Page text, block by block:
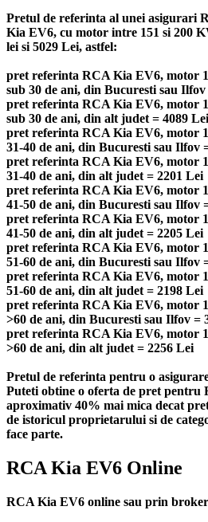
Pretul de referinta al unei asigurari
Kia EV6, cu motor intre 151 si 200
lei si 5029 Lei, astfel:
pret referinta RCA Kia EV6, motor
sub 30 de ani, din Bucuresti sau
pret referinta RCA Kia EV6, motor
sub 30 de ani, din alt judet = 4089 Lei
pret referinta RCA Kia EV6, motor
31-40 de ani, din Bucuresti sau Ilfov
pret referinta RCA Kia EV6, motor
31-40 de ani, din alt judet = 2201 Lei
pret referinta RCA Kia EV6, motor
41-50 de ani, din Bucuresti sau Ilfov
pret referinta RCA Kia EV6, motor
41-50 de ani, din alt judet = 2205 Lei
pret referinta RCA Kia EV6, motor
51-60 de ani, din Bucuresti sau Ilfov
pret referinta RCA Kia EV6, motor
51-60 de ani, din alt judet = 2198 Lei
pret referinta RCA Kia EV6, motor
>60 de ani, din Bucuresti sau Ilfov =
pret referinta RCA Kia EV6, motor
>60 de ani, din alt judet = 2256 Lei
Pretul de referinta pentru o
Puteti obtine o oferta de pret pentru
aproximativ 40% mai mica decat
de istoricul proprietarului si de
face parte.
RCA Kia EV6 Online
RCA Kia EV6 online sau prin